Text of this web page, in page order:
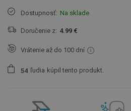
Dostupnosť: Na sklade
Doručenie z: 4.99 €
Vrátenie až do 100 dní
54 ľudia kúpil tento produkt.